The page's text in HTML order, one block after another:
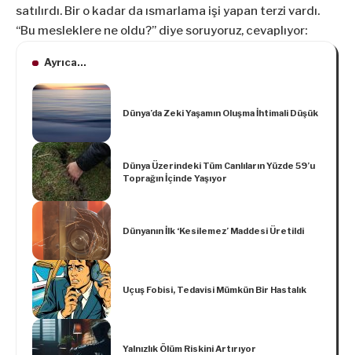
satılırdı. Bir o kadar da ısmarlama işi yapan terzi vardı.
“Bu mesleklere ne oldu?” diye soruyoruz, cevaplıyor:
Ayrıca...
Dünya’da Zeki Yaşamın Oluşma İhtimali Düşük
Dünya Üzerindeki Tüm Canlıların Yüzde 59’u
Toprağın İçinde Yaşıyor
Dünyanın İlk ‘Kesilemez’ Maddesi Üretildi
Uçuş Fobisi, Tedavisi Mümkün Bir Hastalık
Yalnızlık Ölüm Riskini Artırıyor